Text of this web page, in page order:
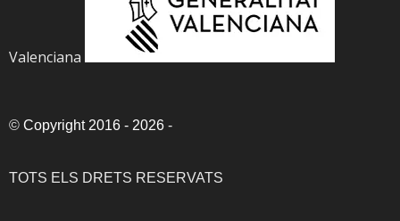
Valenciana
© Copyright 2016 - 2026 -
TOTS ELS DRETS RESERVATS